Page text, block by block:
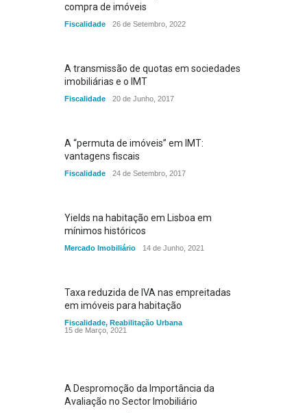
compra de imóveis
Fiscalidade 26 de Setembro, 2022
A transmissão de quotas em sociedades
imobiliárias e o IMT
Fiscalidade 20 de Junho, 2017
A “permuta de imóveis” em IMT:
vantagens fiscais
Fiscalidade 24 de Setembro, 2017
Yields na habitação em Lisboa em
mínimos históricos
Mercado Imobiliário 14 de Junho, 2021
Taxa reduzida de IVA nas empreitadas
em imóveis para habitação
Fiscalidade, Reabilitação Urbana
15 de Março, 2021
A Despromoção da Importância da
Avaliação no Sector Imobiliário